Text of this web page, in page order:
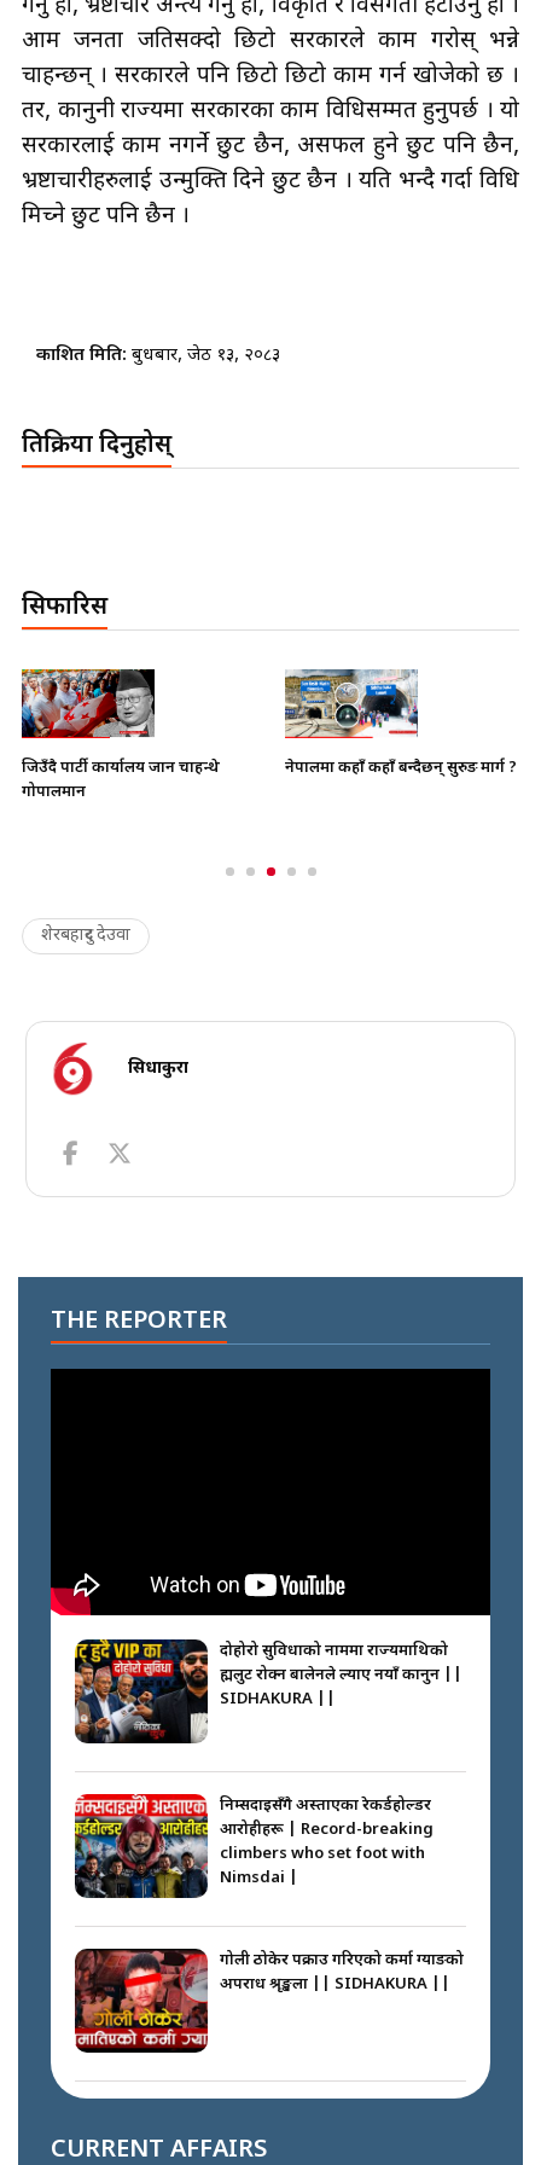
गर्नु हो, भ्रष्टाचार अन्त्य गर्नु हो, विकृति र विसंगती हटाउनु हो ।
आम जनता जतिसक्दो छिटो सरकारले काम गरोस् भन्ने
चाहन्छन् । सरकारले पनि छिटो छिटो काम गर्न खोजेको छ ।
तर, कानुनी राज्यमा सरकारका काम विधिसम्मत हुनुपर्छ । यो
सरकारलाई काम नगर्ने छुट छैन, असफल हुने छुट पनि छैन,
भ्रष्टाचारीहरुलाई उन्मुक्ति दिने छुट छैन । यति भन्दै गर्दा विधि
मिच्ने छुट पनि छैन ।
प्रकाशित मिति: बुधबार, जेठ १३, २०८३
प्रतिक्रिया दिनुहोस्
सिफारिस
जिउँदै पार्टी कार्यालय जान चाहन्थे
गोपालमान
नेपालमा कहाँ कहाँ बन्दैछन् सुरुङ मार्ग ?
शेरबहादुर देउवा
सिधाकुरा
THE REPORTER
दोहोरो सुविधाको नाममा राज्यमाथिको
ब्रह्मलुट रोक्न बालेनले ल्याए नयाँ कानुन ||
SIDHAKURA ||
निम्सदाइसँगै अस्ताएका रेकर्डहोल्डर
आरोहीहरू | Record-breaking
climbers who set foot with
Nimsdai |
गोली ठोकेर पक्राउ गरिएको कर्मा ग्याङको
अपराध श्रृङ्खला || SIDHAKURA ||
सल्किएको आगो निभाउनेहरू ||
CURRENT AFFAIRS